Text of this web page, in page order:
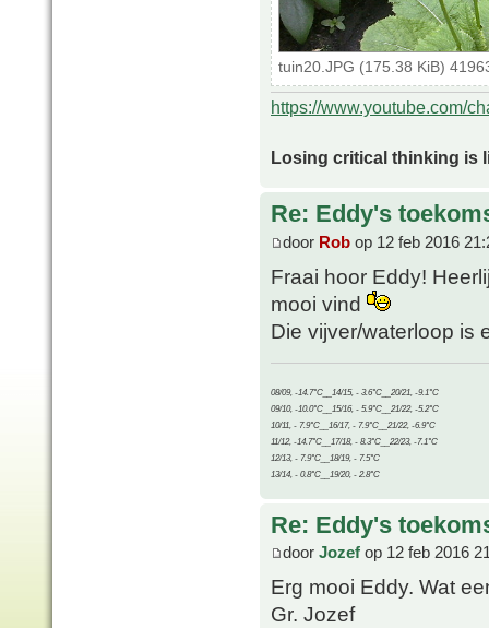
tuin20.JPG (175.38 KiB)
https://www.youtube.com/
Losing critical thinking is
Re: Eddy's
door Rob op 12 feb 2016
Fraai hoor Eddy!
mooi vind
Die vijver/waterloop is
08/09, -14.7°C__14/15, - 3.6°C__20/21, -9.1°C
09/10, -10.0°C__15/16, - 5.9°C__21/22, -5.2°C
10/11, - 7.9°C__16/17, - 7.9°C__21/22, -6.9°C
11/12, -14.7°C__17/18, - 8.3°C__22/23, -7.1°C
12/13, - 7.9°C__18/19, - 7.5°C
13/14, - 0.8°C__19/20, - 2.8°C
Re: Eddy's
door Jozef op 12 feb 2016
Erg mooi Eddy. Wat
Gr. Jozef